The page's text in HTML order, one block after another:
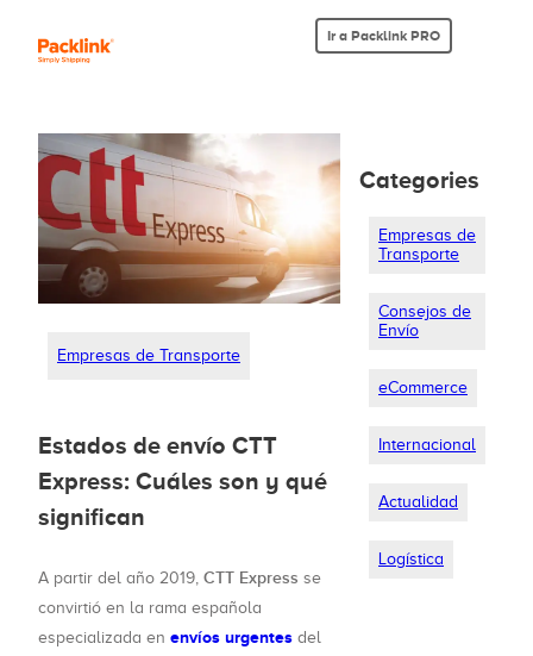
Ir a Packlink PRO
Empresas de Transporte
Estados de envío CTT
Express: Cuáles son y qué
significan
A partir del año 2019, CTT Express se
convirtió en la rama española
especializada en envíos urgentes del
Categories
Empresas de
Transporte
Consejos de
Envío
eCommerce
Internacional
Actualidad
Logística